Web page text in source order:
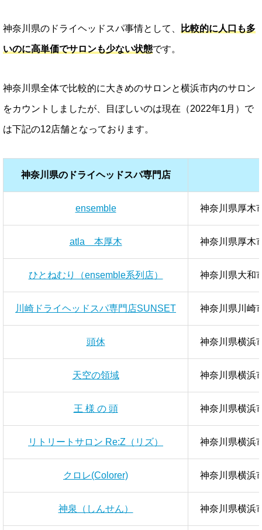
神奈川県のドライヘッドスパ事情として、 比較的に人口も多
いのに高単価でサロンも少ない状態です。
神奈川県全体で比較的に大きめのサロンと横浜市内のサロン
をカウントしましたが、目ぼしいのは現在（2022年1月）で
は下記の12店舗となっております。
神奈川県のドライヘッドスパ専門店
ensemble 神奈川県厚木
atla 本厚木 神奈川県厚木
ひとねむり（ensemble系列店） 神奈川県大和
川崎ドライヘッドスパ専門店SUNSET 神奈川県川崎
頭休 神奈川県横浜
天空の領域 神奈川県横浜
王 様 の 頭 神奈川県横浜
リトリートサロン Re:Z（リズ） 神奈川県横浜
クロレ(Colorer) 神奈川県横浜
神泉（しんせん） 神奈川県横浜